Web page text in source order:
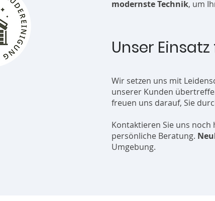
modernste Technik, um
Unser
Wir setzen uns mit
unserer Kunden
freuen uns darauf, Sie
Kontaktieren Sie uns noch
persönliche Beratung.
Umgebung.